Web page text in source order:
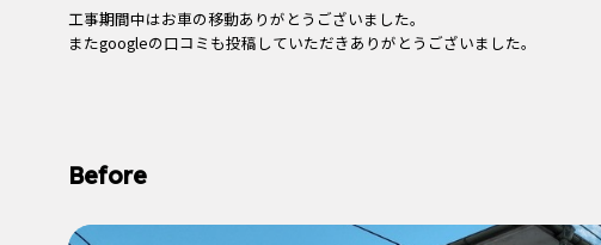
工事期間中はお車の移動ありがとうございました。
またgoogleの口コミも投稿していただきありがとうございました。
Before